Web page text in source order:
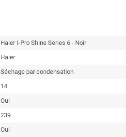
Haier I-Pro Shine Series 6 - Noir
Haier
Séchage par condensation
14
Oui
239
Oui